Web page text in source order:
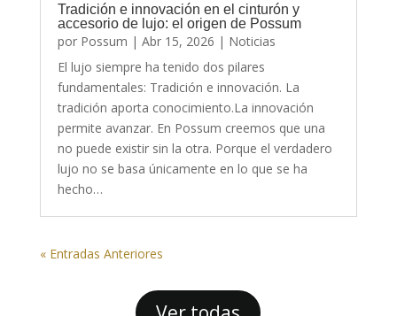
Tradición e innovación en el cinturón y
accesorio de lujo: el origen de Possum
por Possum | Abr 15, 2026 | Noticias
El lujo siempre ha tenido dos pilares
fundamentales: Tradición e innovación. La
tradición aporta conocimiento.La innovación
permite avanzar. En Possum creemos que una
no puede existir sin la otra. Porque el verdadero
lujo no se basa únicamente en lo que se ha
hecho…
« Entradas Anteriores